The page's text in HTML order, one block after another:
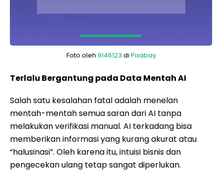
Foto oleh 9146123 di Pixabay
Terlalu Bergantung pada Data Mentah AI
Salah satu kesalahan fatal adalah menelan
mentah-mentah semua saran dari AI tanpa
melakukan verifikasi manual. AI terkadang bisa
memberikan informasi yang kurang akurat atau
“halusinasi”. Oleh karena itu, intuisi bisnis dan
pengecekan ulang tetap sangat diperlukan.